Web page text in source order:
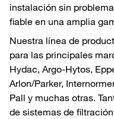
instalación sin
fiable en una amplia
Nuestra línea de
para las principales
Hydac, Argo-Hytos,
Arlon/Parker,
Pall y muchas otras.
de sistemas de